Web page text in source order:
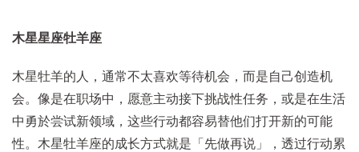
木星星座牡羊座
木星牡羊的人，通常不太喜欢等待机会，而是自己创造机
会。像是在职场中，愿意主动接下挑战性任务，或是在生活
中勇於尝试新领域，这些行动都容易替他们打开新的可能
性。木星牡羊座的成长方式就是「先做再说」，透过行动累